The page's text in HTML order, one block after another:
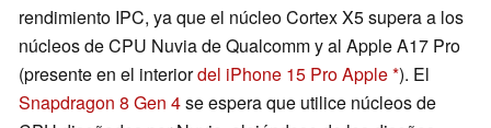
rendimiento IPC, ya que el núcleo Cortex X5 supera a los
núcleos de CPU Nuvia de Qualcomm y al Apple A17 Pro
(presente en el interiordel iPhone 15 Pro Apple ). El
Snapdragon 8 Gen 4se espera que utilice núcleos de